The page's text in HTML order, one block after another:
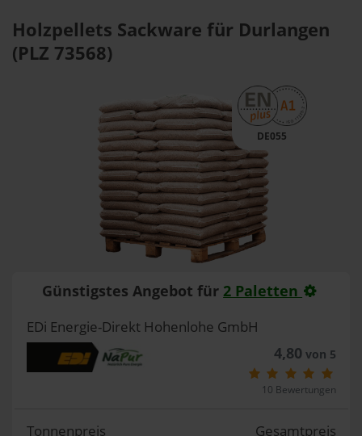
Holzpellets Sackware für Durlangen
(PLZ 73568)
DE055
Günstigstes Angebot für 2 Paletten
EDi Energie-Direkt Hohenlohe GmbH
4,80 von 5
10 Bewertungen
Tonnenpreis Gesamtpreis